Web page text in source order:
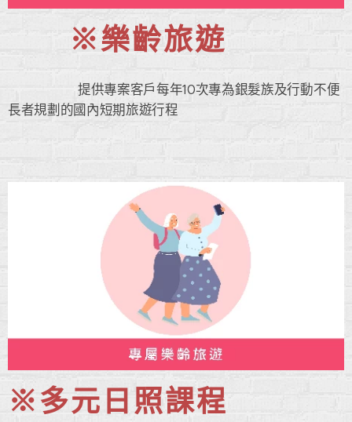
※樂齡旅遊
提供專案客戶每年10次專為銀髮族及行動不便
長者規劃的國內短期旅遊行程
※多元日照課程